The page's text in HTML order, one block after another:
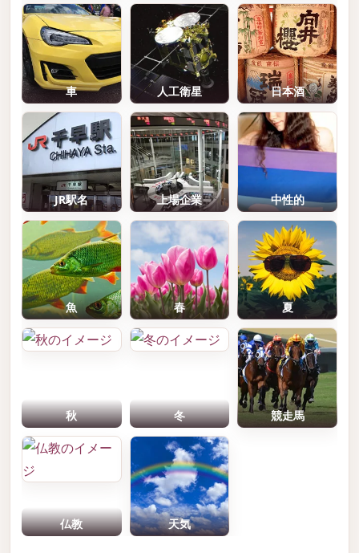
車 人工衛星 日本酒
JR駅名 上場企業 中性的
魚 春 夏
秋 冬 競走馬
仏教 天気